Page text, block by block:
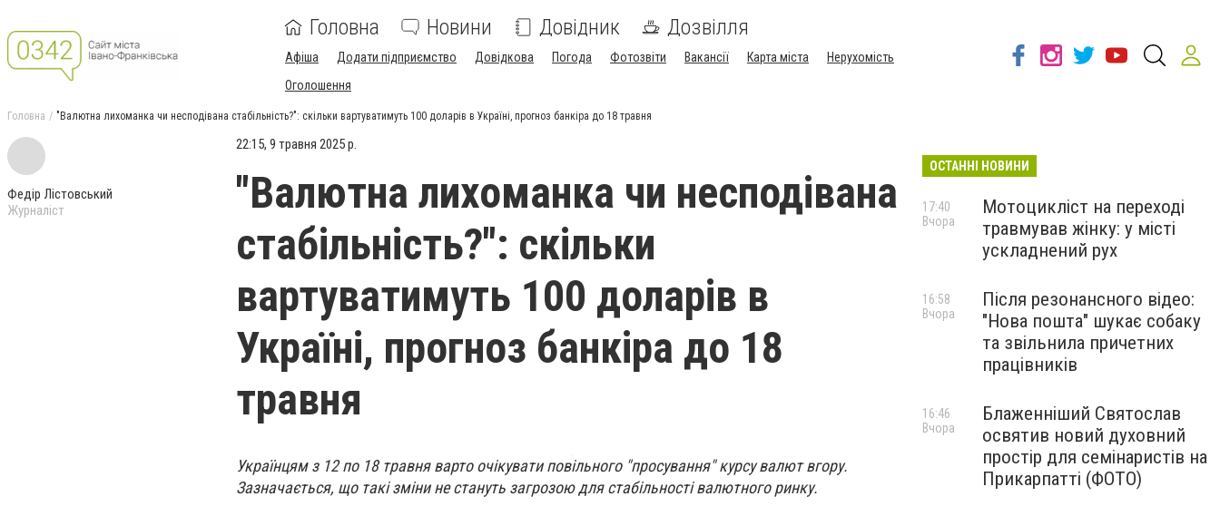
Головна Новини Довідник Дозвілля
Афіша Додати підприємство Довідкова Погода Фотозвіти Вакансії Карта міста
Нерухомість
Оголошення
Головна "Валютна лихоманка чи несподівана стабільність?": скільки вартуватимуть 100 доларів в Україні, прогноз банкіра до 18 травня
Федір Лістовський
Журналіст
22:15, 9 травня 2025 р.
"Валютна лихоманка чи несподівана
стабільність?": скільки
вартуватимуть 100 доларів в
Україні, прогноз банкіра до 18
травня
Українцям з 12 по 18 травня варто очікувати повільного "просування" курсу валют вгору.
Зазначається, що такі зміни не стануть загрозою для стабільності валютного ринку.
ОСТАННІ НОВИНИ
Мотоцикліст на переході
травмував жінку: у місті
ускладнений рух
17:40
Вчора
Після резонансного відео:
"Нова пошта" шукає собаку
та звільнила причетних
працівників
16:58
Вчора
Блаженніший Святослав
освятив новий духовний
простір для семінаристів на
Прикарпатті (ФОТО)
16:46
Вчора